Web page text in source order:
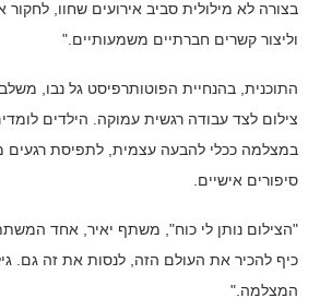
בצורה לא מילולית סביב אירועים שחוו,
וליצור קשרים חברתיים משמעותיים."
התוכנית, בהנחיית הפוטותרפיסט גל נבו,
צילום לצד עבודה רגשית עמוקה. הילדים
במצלמה ככלי להבעה עצמית, לתפיסת רגעים
סיפורים אישיים.
"הצילום נותן לי כוח", משתף יאיר, אחד
כיף להכיר את העולם הזה, לנסות את זה גם.
המצלמה."